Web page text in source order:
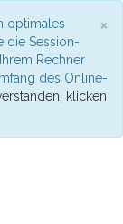
×
optimales
die Session-
Rechner
des Online-
klicken